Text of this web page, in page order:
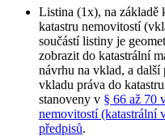
Listina (1x), na základě
katastru nemovitostí
součástí listiny je
zobrazit do katastrální
návrhu na vklad, a
vkladu práva do
stanoveny v § 66 až 70
nemovitostí (katastrální
předpisů.